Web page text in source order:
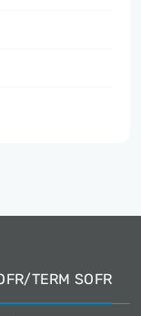
TERM SOFR